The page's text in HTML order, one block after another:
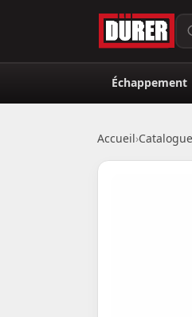
Échappement
Accueil›Catalogue